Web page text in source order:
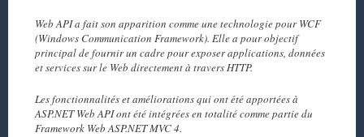
Web API a fait son apparition comme une technologie pour WCF
(Windows Communication Framework). Elle a pour objectif
principal de fournir un cadre pour exposer applications, données
et services sur le Web directement à travers HTTP.
Les fonctionnalités et améliorations qui ont été apportées à
ASP.NET Web API ont été intégrées en totalité comme partie du
Framework Web ASP.NET MVC 4.